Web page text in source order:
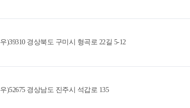
우)39310 경상북도 구미시 형곡로 22길 5-12
우)52675 경상남도 진주시 석갑로 135